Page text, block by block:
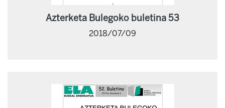
Azterketa Bulegoko buletina 53
2018/07/09